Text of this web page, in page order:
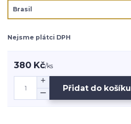
Nejsme plátci DPH
380 Kč/ks
Přidat do košíku